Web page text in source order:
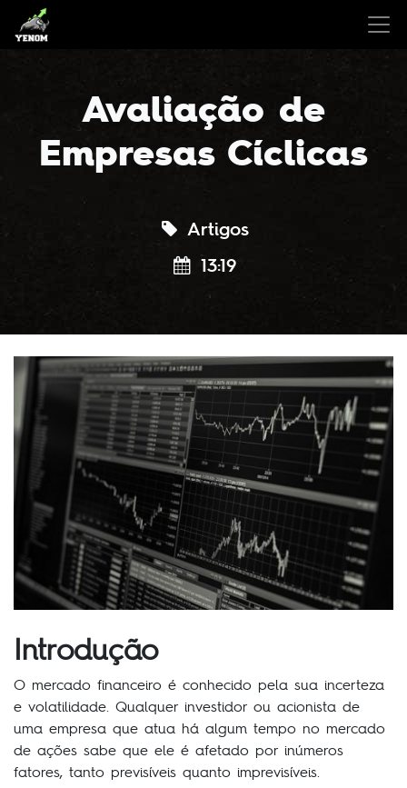
Avaliação de
Empresas Cíclicas
Artigos
13:19
Introdução
O mercado financeiro é conhecido pela sua incerteza
e volatilidade. Qualquer investidor ou acionista de
uma empresa que atua há algum tempo no mercado
de ações sabe que ele é afetado por inúmeros
fatores, tanto previsíveis quanto imprevisíveis.